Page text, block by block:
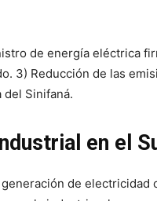
de energía eléctrica
3) Reducción de las
del Sinifaná.
en el
de electricidad